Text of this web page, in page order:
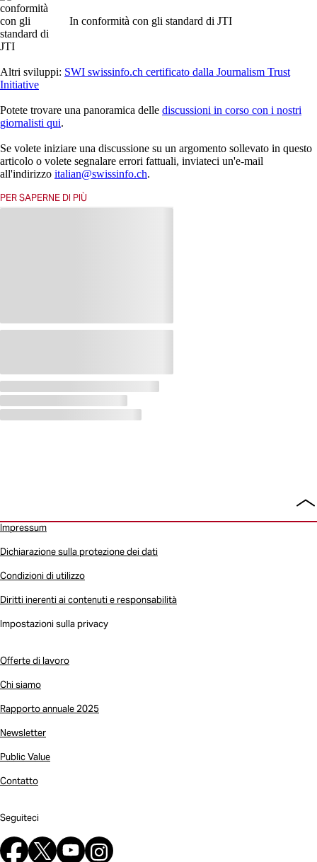
In conformità con gli standard di JTI
Altri sviluppi: SWI swissinfo.ch certificato dalla Journalism Trust
Initiative
Potete trovare una panoramica delle discussioni in corso con i nostri
giornalisti qui.
Se volete iniziare una discussione su un argomento sollevato in questo
articolo o volete segnalare errori fattuali, inviateci un'e-mail
all'indirizzo italian@swissinfo.ch.
PER SAPERNE DI PIÙ
Seguiteci
Impressum
Dichiarazione sulla protezione dei dati
Condizioni di utilizzo
Diritti inerenti ai contenuti e responsabilità
Impostazioni sulla privacy
Offerte di lavoro
Chi siamo
Rapporto annuale 2025
Newsletter
Public Value
Contatto